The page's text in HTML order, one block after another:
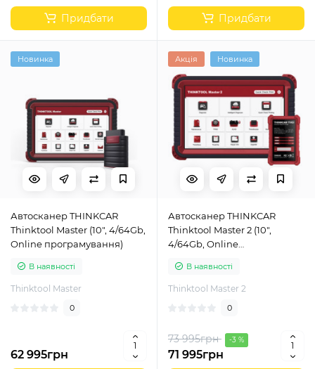
Придбати Придбати
Новинка
Автосканер THINKCAR
Thinktool Master (10", 4/64Gb,
Online програмування)
В наявності
Thinktool Master
0
62 995грн
Акція Новинка
Автосканер THINKCAR
Thinktool Master 2 (10",
4/64Gb, Online
В наявності
Thinktool Master 2
0
73 995грн -3 %
71 995грн